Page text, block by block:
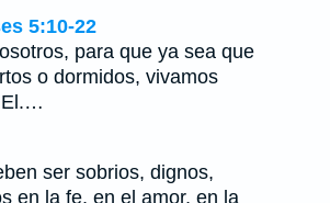
5:10-22
para que ya sea que
o dormidos, vivamos
El.…
ser sobrios, dignos,
en la fe, en el amor, en la